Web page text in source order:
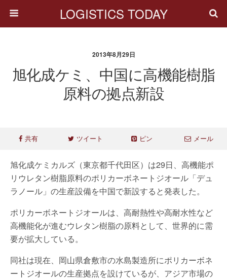
LOGISTICS TODAY
2013年8月29日
旭化成ケミ、中国に高機能樹脂
原料の拠点新設
共有 ツイート ピン メール
旭化成ケミカルズ（東京都千代田区）は29日、高機能ポ
リウレタン樹脂原料のポリカーボネートジオール「デュ
ラノール」の生産設備を中国で新設すると発表した。
ポリカーボネートジオールは、高耐熱性や高耐水性など
高機能化が進むウレタン樹脂の原料として、世界的に需
要が拡大している。
同社は現在、岡山県倉敷市の水島製造所にポリカーボネ
ートジオールの生産拠点を設けているが、アジア市場の